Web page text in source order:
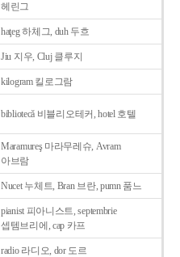
헤린그
haţeg 하체그, duh 두흐
Jiu 지우, Cluj 클루지
kilogram 킬로그람
bibliotecǎ 비블리오테커, hotel 호텔
Maramureş 마라무레슈, Avram
아브람
Nucet 누체트, Bran 브란, pumn 품느
pianist 피아니스트, septembrie
셉템브리에, cap 카프
radio 라디오, dor 도르